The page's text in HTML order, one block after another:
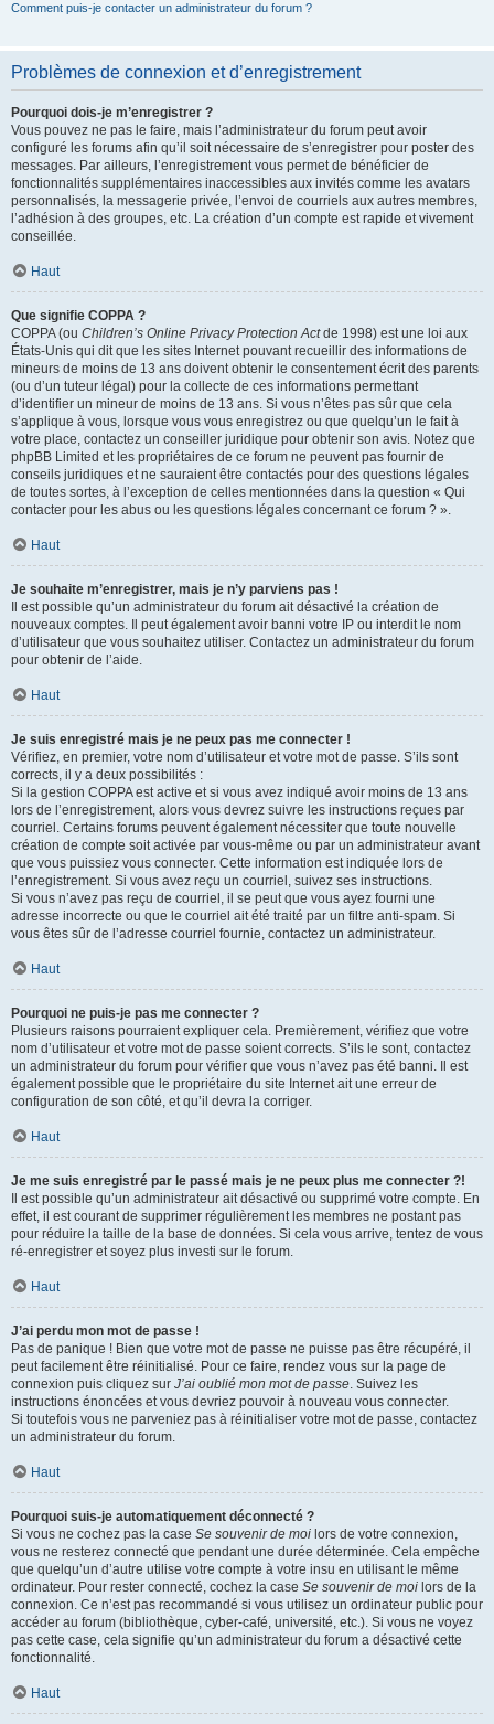
Comment puis-je contacter un administrateur du forum ?
Problèmes de connexion et d’enregistrement
Pourquoi dois-je m’enregistrer ?
Vous pouvez ne pas le faire, mais l’administrateur du forum peut avoir
configuré les forums afin qu’il soit nécessaire de s’enregistrer pour poster des
messages. Par ailleurs, l’enregistrement vous permet de bénéficier de
fonctionnalités supplémentaires inaccessibles aux invités comme les avatars
personnalisés, la messagerie privée, l’envoi de courriels aux autres membres,
l’adhésion à des groupes, etc. La création d’un compte est rapide et vivement
conseillée.
Haut
Que signifie COPPA ?
COPPA (ou Children’s Online Privacy Protection Actde 1998) est une loi aux
États-Unis qui dit que les sites Internet pouvant recueillir des informations de
mineurs de moins de 13 ans doivent obtenir le consentement écrit des parents
(ou d’un tuteur légal) pour la collecte de ces informations permettant
d’identifier un mineur de moins de 13 ans. Si vous n’êtes pas sûr que cela
s’applique à vous, lorsque vous vous enregistrez ou que quelqu’un le fait à
votre place, contactez un conseiller juridique pour obtenir son avis. Notez que
phpBB Limited et les propriétaires de ce forum ne peuvent pas fournir de
conseils juridiques et ne sauraient être contactés pour des questions légales
de toutes sortes, à l’exception de celles mentionnées dans la question « Qui
contacter pour les abus ou les questions légales concernant ce forum ? ».
Haut
Je souhaite m’enregistrer, mais je n’y parviens pas !
Il est possible qu’un administrateur du forum ait désactivé la création de
nouveaux comptes. Il peut également avoir banni votre IP ou interdit le nom
d’utilisateur que vous souhaitez utiliser. Contactez un administrateur du forum
pour obtenir de l’aide.
Haut
Je suis enregistré mais je ne peux pas me connecter !
Vérifiez, en premier, votre nom d’utilisateur et votre mot de passe. S’ils sont
corrects, il y a deux possibilités :
Si la gestion COPPA est active et si vous avez indiqué avoir moins de 13 ans
lors de l’enregistrement, alors vous devrez suivre les instructions reçues par
courriel. Certains forums peuvent également nécessiter que toute nouvelle
création de compte soit activée par vous-même ou par un administrateur avant
que vous puissiez vous connecter. Cette information est indiquée lors de
l’enregistrement. Si vous avez reçu un courriel, suivez ses instructions.
Si vous n’avez pas reçu de courriel, il se peut que vous ayez fourni une
adresse incorrecte ou que le courriel ait été traité par un filtre anti-spam. Si
vous êtes sûr de l’adresse courriel fournie, contactez un administrateur.
Haut
Pourquoi ne puis-je pas me connecter ?
Plusieurs raisons pourraient expliquer cela. Premièrement, vérifiez que votre
nom d’utilisateur et votre mot de passe soient corrects. S’ils le sont, contactez
un administrateur du forum pour vérifier que vous n’avez pas été banni. Il est
également possible que le propriétaire du site Internet ait une erreur de
configuration de son côté, et qu’il devra la corriger.
Haut
Je me suis enregistré par le passé mais je ne peux plus me connecter ?!
Il est possible qu’un administrateur ait désactivé ou supprimé votre compte. En
effet, il est courant de supprimer régulièrement les membres ne postant pas
pour réduire la taille de la base de données. Si cela vous arrive, tentez de vous
ré-enregistrer et soyez plus investi sur le forum.
Haut
J’ai perdu mon mot de passe !
Pas de panique ! Bien que votre mot de passe ne puisse pas être récupéré, il
peut facilement être réinitialisé. Pour ce faire, rendez vous sur la page de
connexion puis cliquez sur J’ai oublié mon mot de passe. Suivez les
instructions énoncées et vous devriez pouvoir à nouveau vous connecter.
Si toutefois vous ne parveniez pas à réinitialiser votre mot de passe, contactez
un administrateur du forum.
Haut
Pourquoi suis-je automatiquement déconnecté ?
Si vous ne cochez pas la case Se souvenir de moi lors de votre connexion,
vous ne resterez connecté que pendant une durée déterminée. Cela empêche
que quelqu’un d’autre utilise votre compte à votre insu en utilisant le même
ordinateur. Pour rester connecté, cochez la case Se souvenir de moi lors de la
connexion. Ce n’est pas recommandé si vous utilisez un ordinateur public pour
accéder au forum (bibliothèque, cyber-café, université, etc.). Si vous ne voyez
pas cette case, cela signifie qu’un administrateur du forum a désactivé cette
fonctionnalité.
Haut